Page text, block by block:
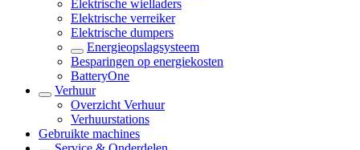
Elektrische wielladers
Elektrische verreiker
Elektrische dumpers
Energieopslagsysteem
Besparingen op energiekosten
BatteryOne
Verhuur
Overzicht Verhuur
Verhuurstations
Gebruikte machines